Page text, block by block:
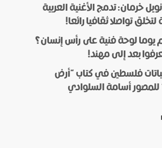
خرمان: تدمج الأغنية العربية
لتخلق تواصلا ثقافيا رائعا!
يوما لوحة فنية على رأس إنسان؟
بعد إلى مهند!
فلسطين في كتاب “أرض
للمصور أسامة السلوادي